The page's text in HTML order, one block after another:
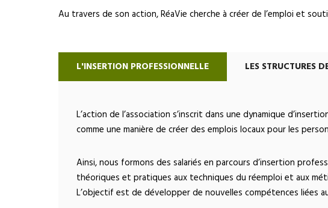
Au travers de son action, RéaVie cherche à créer de l’emploi et
L'INSERTION PROFESSIONNELLE LES STRUCTURES
L’action de l’association s’inscrit dans une dynamique
comme une manière de créer des emplois locaux pour les
Ainsi, nous formons des salariés en parcours d’insertion
théoriques et pratiques aux techniques du réemploi et aux
L’objectif est de développer de nouvelles compétences liées